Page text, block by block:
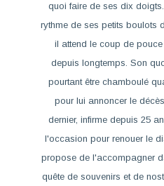
quoi faire de ses dix
rythme de ses petits boulots
il attend le coup de
depuis longtemps. Son
pourtant être chamboulé
pour lui annoncer le
dernier, infirme depuis 25
l'occasion pour renouer le
propose de l'accompagner
quête de souvenirs et de